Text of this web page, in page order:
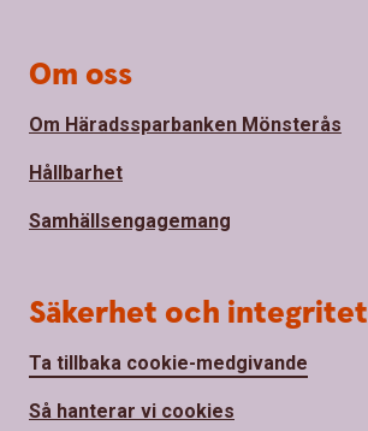
Om oss
Om Häradssparbanken Mönsterås
Hållbarhet
Samhällsengagemang
Säkerhet och integritet
Ta tillbaka cookie-medgivande
Så hanterar vi cookies